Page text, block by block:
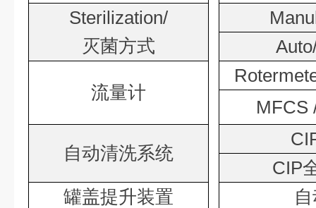
Sterilization/
灭菌方式
流量计
MFCS
自动清洗系统
CIP
罐盖提升装置